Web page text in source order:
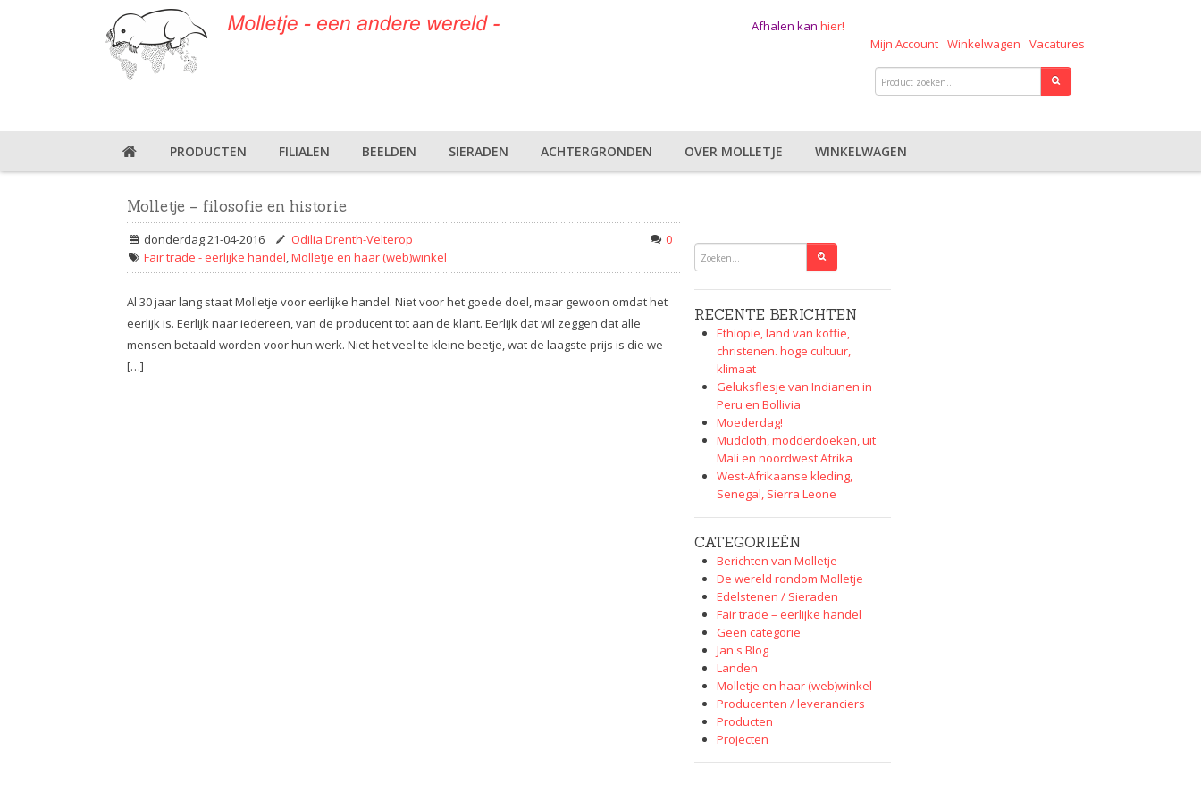
Afhalen kan hier!
Mijn Account Winkelwagen Vacatures
PRODUCTEN FILIALEN BEELDEN SIERADEN ACHTERGRONDEN OVER MOLLETJE WINKELWAGEN
Molletje – filosofie en historie
0
donderdag 21-04-2016
Odilia Drenth-Velterop
Fair trade - eerlijke handel,Molletje en haar (web)winkel
Al 30 jaar lang staat Molletje voor eerlijke handel. Niet voor het goede doel, maar gewoon omdat het
eerlijk is. Eerlijk naar iedereen, van de producent tot aan de klant. Eerlijk dat wil zeggen dat alle
mensen betaald worden voor hun werk. Niet het veel te kleine beetje, wat de laagste prijs is die we
[…]
RECENTE BERICHTEN
Ethiopie, land van koffie,
christenen. hoge cultuur,
klimaat
Geluksflesje van Indianen in
Peru en Bollivia
Moederdag!
Mudcloth, modderdoeken, uit
Mali en noordwest Afrika
West-Afrikaanse kleding,
Senegal, Sierra Leone
CATEGORIEËN
Berichten van Molletje
De wereld rondom Molletje
Edelstenen / Sieraden
Fair trade – eerlijke handel
Geen categorie
Jan's Blog
Landen
Molletje en haar (web)winkel
Producenten / leveranciers
Producten
Projecten